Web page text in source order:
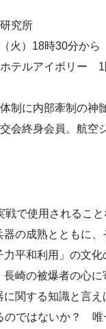
究所
火）18時30分から
テルアイボリー
制に内部牽制の神
会終身会員。航空
戦で使用されるこ
の成熟とともに
平和利用」の文化
崎の被爆者の心
関する知識と言
のではないか？